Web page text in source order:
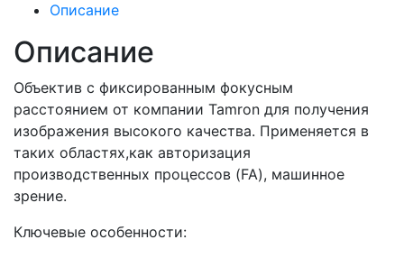
Описание
Описание
Объектив с фиксированным фокусным
расстоянием от компании Tamron для получения
изображения высокого качества. Применяется в
таких областях,как авторизация
производственных процессов (FA), машинное
зрение.
Ключевые особенности: